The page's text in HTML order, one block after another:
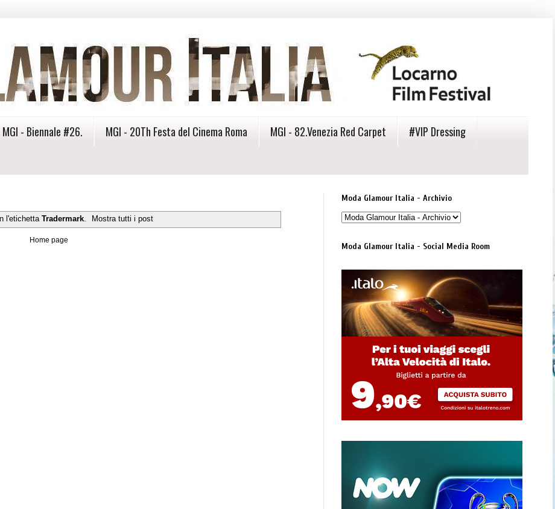
MGI - Biennale #26. MGI - 20Th Festa del Cinema Roma MGI - 82.Venezia Red Carpet
#VIP Dressing
l'etichetta Tradermark. Mostra tutti i post
Home page
Moda Glamour Italia - Archivio
Moda Glamour Italia - Social Media Room